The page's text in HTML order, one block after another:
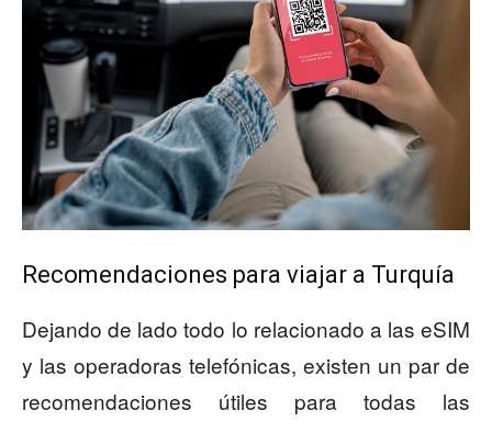
Recomendaciones para viajar a Turquía
Dejando de lado todo lo relacionado a las eSIM
y las operadoras telefónicas, existen un par de
recomendaciones útiles para todas las